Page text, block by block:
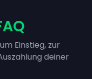
Einstieg, zur
deiner